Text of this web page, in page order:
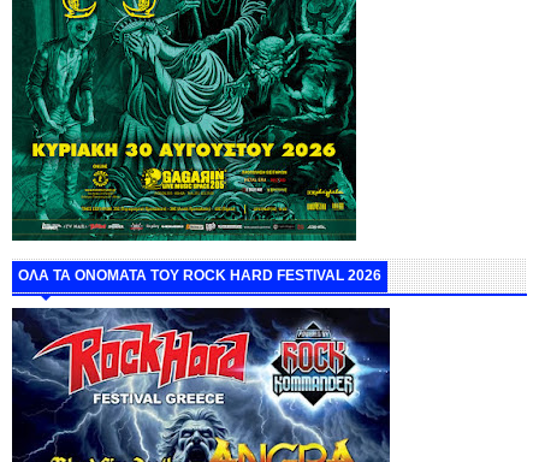
ΟΛΑ ΤΑ ΟΝΟΜΑΤΑ ΤΟΥ ROCK HARD FESTIVAL 2026